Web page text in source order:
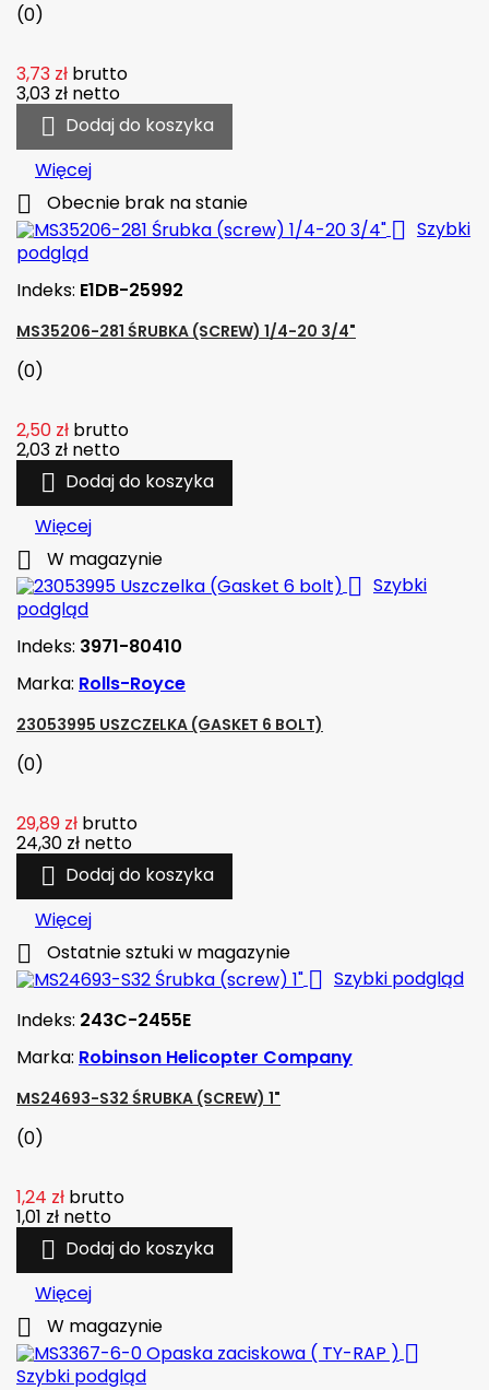
(0)
3,73 zł brutto
3,03 zł netto
 Dodaj do koszyka
Więcej
 Obecnie brak na stanie
 Szybki
podgląd
Indeks: E1DB-25992
MS35206-281 ŚRUBKA (SCREW) 1/4-20 3/4"
(0)
2,50 zł brutto
2,03 zł netto
 Dodaj do koszyka
Więcej
 W magazynie
 Szybki
podgląd
Indeks: 3971-80410
Marka: Rolls-Royce
23053995 USZCZELKA (GASKET 6 BOLT)
(0)
29,89 zł brutto
24,30 zł netto
 Dodaj do koszyka
Więcej
 Ostatnie sztuki w magazynie
 Szybki podgląd
Indeks: 243C-2455E
Marka: Robinson Helicopter Company
MS24693-S32 ŚRUBKA (SCREW) 1"
(0)
1,24 zł brutto
1,01 zł netto
 Dodaj do koszyka
Więcej
 W magazynie

Szybki podgląd